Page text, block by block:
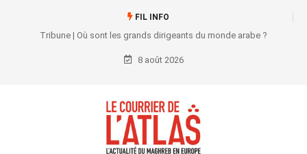
FIL INFO
Tribune | Où sont les grands dirigeants du monde arabe ?
8 août 2026